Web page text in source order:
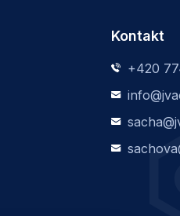
Kontakt
+420